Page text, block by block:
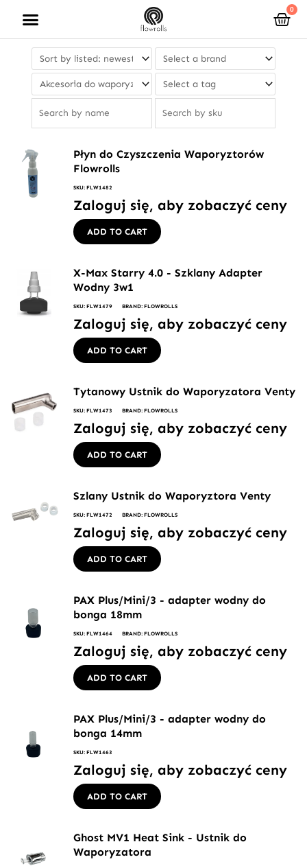
treści
0
Płyn do Czyszczenia Waporyztorów
Flowrolls
SKU: FLW1482
Zaloguj się, aby zobaczyć ceny
ADD TO CART
X-Max Starry 4.0 - Szklany Adapter
Wodny 3w1
SKU: FLW1479 BRAND: FLOWROLLS
Zaloguj się, aby zobaczyć ceny
ADD TO CART
Tytanowy Ustnik do Waporyzatora Venty
SKU: FLW1473 BRAND: FLOWROLLS
Zaloguj się, aby zobaczyć ceny
ADD TO CART
Szlany Ustnik do Waporyztora Venty
SKU: FLW1472 BRAND: FLOWROLLS
Zaloguj się, aby zobaczyć ceny
ADD TO CART
PAX Plus/Mini/3 - adapter wodny do
bonga 18mm
SKU: FLW1464 BRAND: FLOWROLLS
Zaloguj się, aby zobaczyć ceny
ADD TO CART
PAX Plus/Mini/3 - adapter wodny do
bonga 14mm
SKU: FLW1463
Zaloguj się, aby zobaczyć ceny
ADD TO CART
Ghost MV1 Heat Sink - Ustnik do
Waporyzatora